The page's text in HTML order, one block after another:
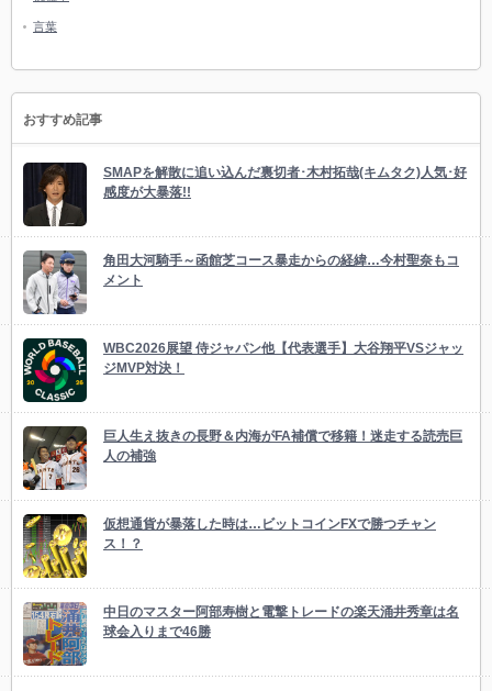
言葉
おすすめ記事
SMAPを解散に追い込んだ裏切者･木村拓哉(キムタク)人気･好
感度が大暴落!!
角田大河騎手～函館芝コース暴走からの経緯…今村聖奈もコ
メント
WBC2026展望 侍ジャパン他【代表選手】大谷翔平VSジャッ
ジMVP対決！
巨人生え抜きの長野＆内海がFA補償で移籍！迷走する読売巨
人の補強
仮想通貨が暴落した時は…ビットコインFXで勝つチャン
ス！？
中日のマスター阿部寿樹と電撃トレードの楽天涌井秀章は名
球会入りまで46勝